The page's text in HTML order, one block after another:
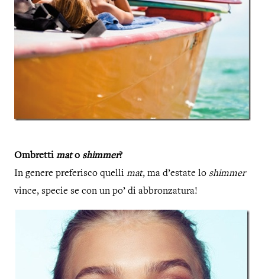
Ombretti mato shimmer?
In genere preferisco quelli mat, ma d’estate lo shimmer
vince, specie se con un po’ di abbronzatura!